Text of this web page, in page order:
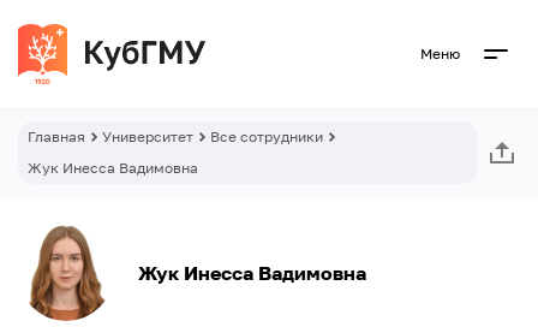
Меню
Главная Университет
Все сотрудники
Жук Инесса Вадимовна
Жук Инесса Вадимовна